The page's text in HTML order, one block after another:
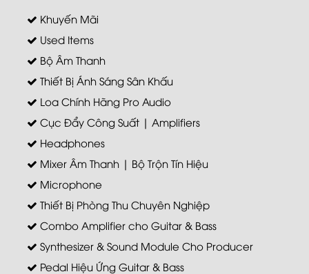
Khuyến Mãi
Used Items
Bộ Âm Thanh
Thiết Bị Ánh Sáng Sân Khấu
Loa Chính Hãng Pro Audio
Cục Đẩy Công Suất | Amplifiers
Headphones
Mixer Âm Thanh | Bộ Trộn Tín Hiệu
Microphone
Thiết Bị Phòng Thu Chuyên Nghiệp
Combo Amplifier cho Guitar & Bass
Synthesizer & Sound Module Cho Producer
Pedal Hiệu Ứng Guitar & Bass